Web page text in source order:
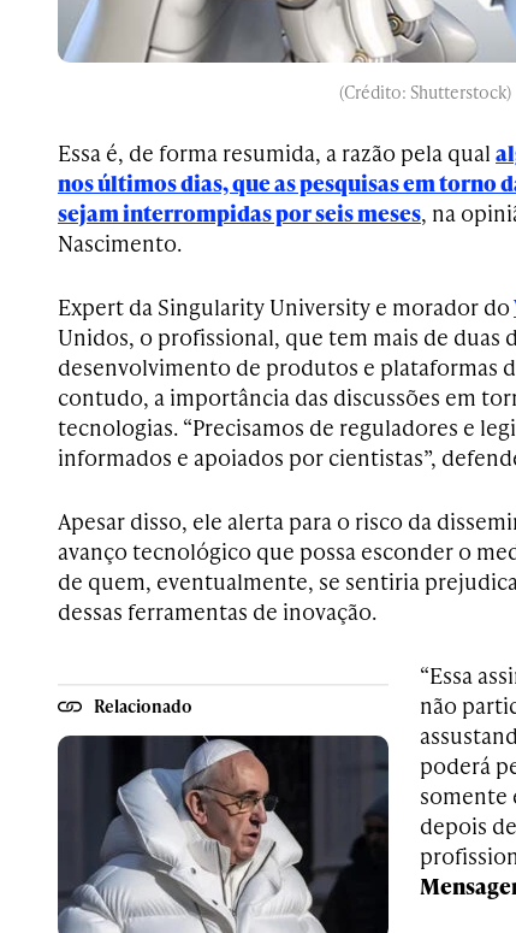
(Crédito: Shutterstock)
Essa é, de forma resumida, a razão pela qual
nos últimos dias, que as pesquisas em
sejam interrompidas por seis meses, na
Nascimento.
Expert da Singularity University e morador do
Unidos, o profissional, que tem mais de duas
desenvolvimento de produtos e plataformas
contudo, a importância das discussões em
tecnologias. “Precisamos de reguladores e
informados e apoiados por cientistas”,
Apesar disso, ele alerta para o risco da
avanço tecnológico que possa esconder o
de quem, eventualmente, se sentiria
dessas ferramentas de inovação.
Relacionado
“Essa
não
poderá
somente
depois